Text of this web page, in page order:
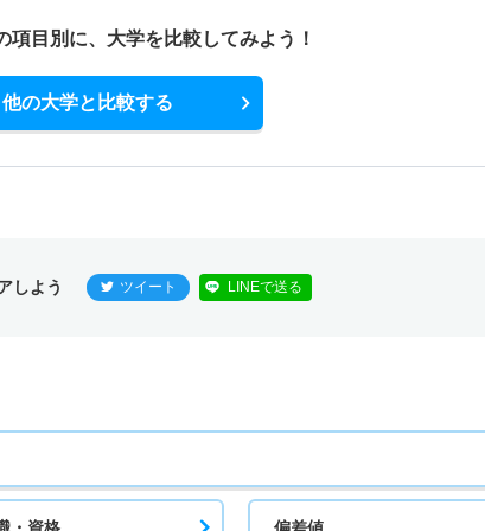
項目別に、 大学を比較してみよう！
他の大学と比較する
しよう ツイート LINEで送る
・資格 偏差値